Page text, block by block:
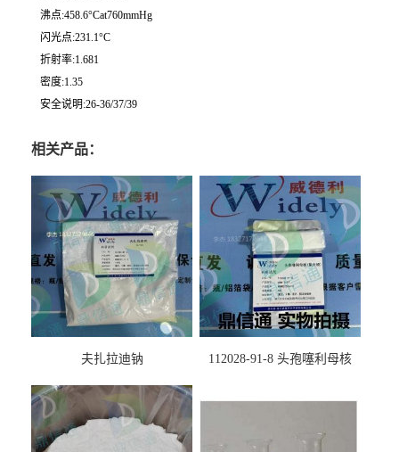
沸点:458.6°Cat760mmHg
闪光点:231.1°C
折射率:1.681
密度:1.35
安全说明:26-36/37/39
相关产品：
夫扎拉迪钠
112028-91-8 头孢噻利母核